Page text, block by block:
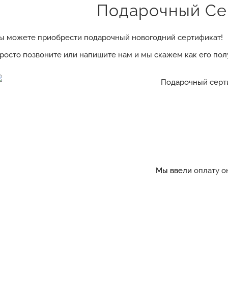
Подарочный
можете приобрести подарочный новогодний сертификат!
позвоните или напишите нам и мы скажем как его
Мы ввели оплату